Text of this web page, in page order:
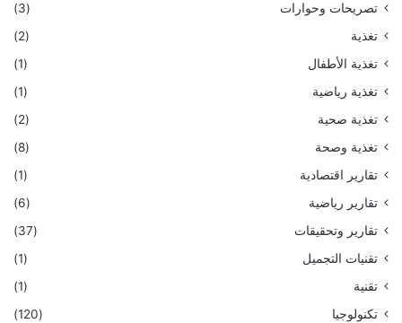
تصريحات وحوارات
(3)
تغذية
(2)
تغذية الأطفال
(1)
تغذية رياضية
(1)
تغذية صحية
(2)
تغذية وصحة
(8)
تقارير اقتصادية
(1)
تقارير رياضية
(6)
تقارير وتحقيقات
(37)
تقنيات التجميل
(1)
تقنية
(1)
تكنولوجيا
(120)